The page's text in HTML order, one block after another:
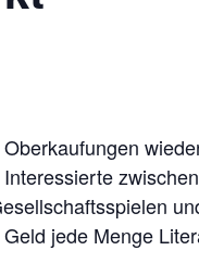
jede Menge